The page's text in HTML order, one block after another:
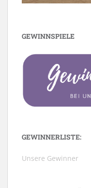
GEWINNSPIELE
GEWINNERLISTE:
Unsere Gewinner